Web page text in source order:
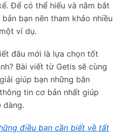
Để có thể hiểu và nắm bắt
bạn nên tham khảo nhiều
ví dụ.
đâu mới là lựa chọn tốt
Bài viết từ Getis sẽ cùng
giúp bạn những băn
tin cơ bản nhất giúp
dàng.
điều bạn cần biết về tất